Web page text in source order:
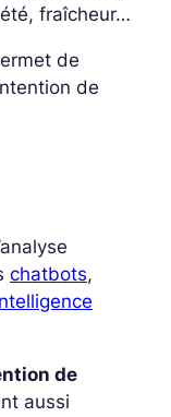
fraîcheur…
de
de
chatbots,
de
aussi